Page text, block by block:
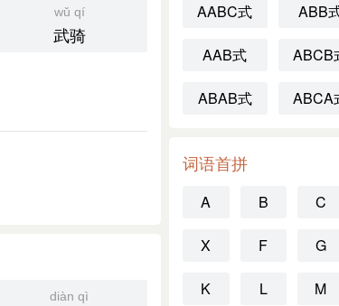
wǔ qí
武骑
diàn qì
AABC式 ABB
AAB式 ABCB
ABAB式 ABCA
词语首拼
A B C
X F G
K L M